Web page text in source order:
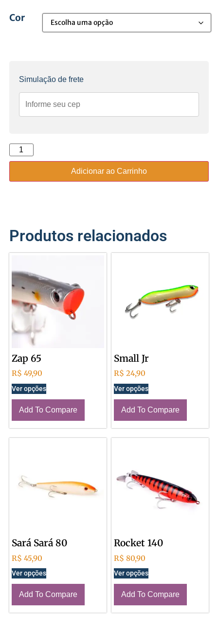
Cor
Simulação de frete
Adicionar ao Carrinho
Produtos relacionados
Zap 65
R$ 49,90
Ver opções
Add To Compare
Small Jr
R$ 24,90
Ver opções
Add To Compare
Sará Sará 80
R$ 45,90
Ver opções
Add To Compare
Rocket 140
R$ 80,90
Ver opções
Add To Compare